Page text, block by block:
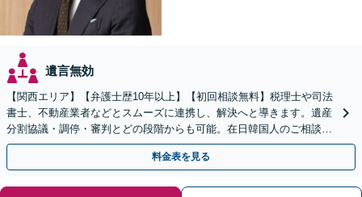
遺言無効
【関西エリア】【弁護士歴10年以上】【初回相談無料】税理士や司法
書士、不動産業者などとスムーズに連携し、解決へと導きます。遺産
分割協議・調停・審判とどの段階からも可能。在日韓国人のご相談も
対応しております【休日・夜間相談可】
料金表を見る